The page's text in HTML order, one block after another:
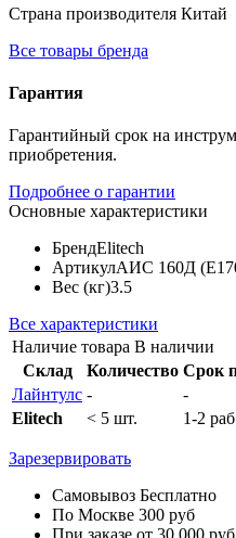
Страна производителя Китай
Все товары бренда
Гарантия
Гарантийный срок на
приобретения.
Подробнее о гарантии
Основные характеристики
БрендElitech
АртикулАИС 160Д
Вес (кг)3.5
Все характеристики
Наличие товара В наличии
Склад
Количество Срок
Лайнтулс -
-
Elitech
< 5 шт. 1-2
Зарезервировать
Самовывоз Бесплатно
По Москве 300 руб